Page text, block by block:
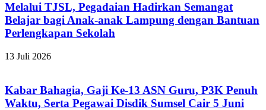
Melalui TJSL, Pegadaian Hadirkan Semangat
Belajar bagi Anak-anak Lampung dengan Bantuan
Perlengkapan Sekolah
13 Juli 2026
Kabar Bahagia, Gaji Ke-13 ASN Guru, P3K Penuh
Waktu, Serta Pegawai Disdik Sumsel Cair 5 Juni